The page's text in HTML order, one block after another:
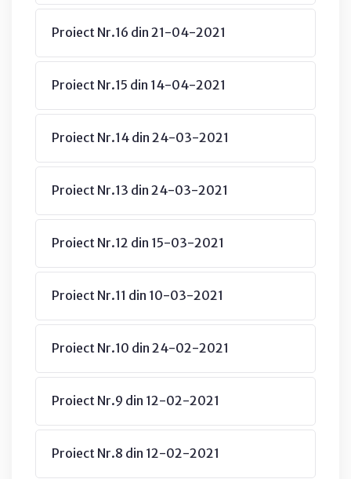
Proiect Nr.16 din 21-04-2021
Proiect Nr.15 din 14-04-2021
Proiect Nr.14 din 24-03-2021
Proiect Nr.13 din 24-03-2021
Proiect Nr.12 din 15-03-2021
Proiect Nr.11 din 10-03-2021
Proiect Nr.10 din 24-02-2021
Proiect Nr.9 din 12-02-2021
Proiect Nr.8 din 12-02-2021